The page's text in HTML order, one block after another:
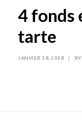
CONTACT
FACEBOOK
4 fonds
tarte
JANVIER 18, 2018 | BY